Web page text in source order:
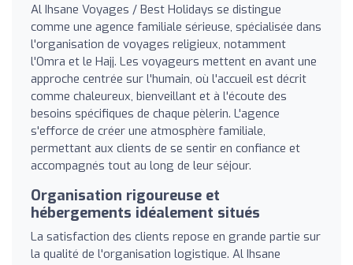
Al Ihsane Voyages / Best Holidays se distingue
comme une agence familiale sérieuse, spécialisée dans
l'organisation de voyages religieux, notamment
l'Omra et le Hajj. Les voyageurs mettent en avant une
approche centrée sur l'humain, où l'accueil est décrit
comme chaleureux, bienveillant et à l'écoute des
besoins spécifiques de chaque pèlerin. L'agence
s'efforce de créer une atmosphère familiale,
permettant aux clients de se sentir en confiance et
accompagnés tout au long de leur séjour.
Organisation rigoureuse et
hébergements idéalement situés
La satisfaction des clients repose en grande partie sur
la qualité de l'organisation logistique. Al Ihsane